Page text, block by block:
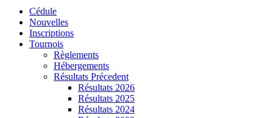
Cédule
Nouvelles
Inscriptions
Tournois
Règlements
Hébergements
Résultats Précedent
Résultats 2026
Résultats 2025
Résultats 2024